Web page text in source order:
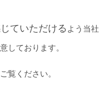
ていただける よう当社
しております。
覧ください。